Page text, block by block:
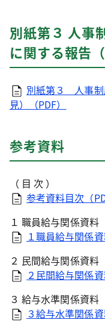
別紙第３ 人事
に関する報告（
別紙第３ 人事制
見）（PDF）
参考資料
（ 目 次 ）
参考資料目次（
１ 職員給与関係資料
１職員給与関係資
２ 民間給与関係資料
２民間給与関係資
３ 給与水準関係資料
３給与水準関係資